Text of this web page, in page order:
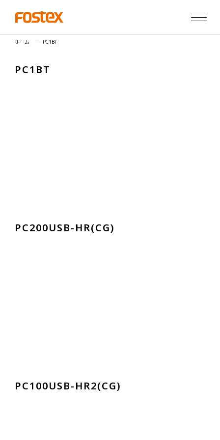
ホーム PC1BT
PC1 BT
PC200USB-HR(CG)
PC1 00USB-HR2(CG)